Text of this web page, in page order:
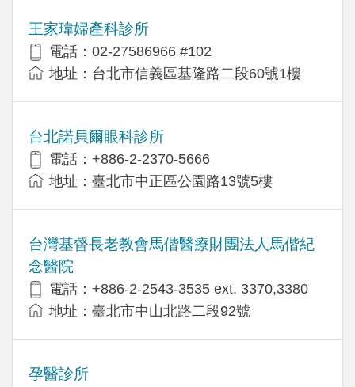
王家瑋婦產科診所
電話：02-27586966 #102
地址：台北市信義區基隆路二段60號1樓
台北諾貝爾眼科診所
電話：+886-2-2370-5666
地址：臺北市中正區公園路13號5樓
台灣基督長老教會馬偕醫療財團法人馬偕紀
念醫院
電話：+886-2-2543-3535 ext. 3370,3380
地址：臺北市中山北路二段92號
孕醫診所